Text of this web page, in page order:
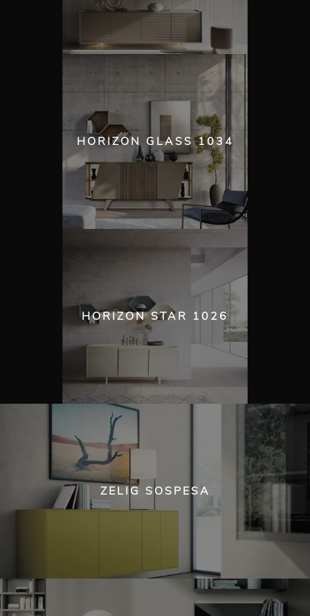
HORIZON GLASS 1034
HORIZON STAR 1026
ZELIG SOSPESA